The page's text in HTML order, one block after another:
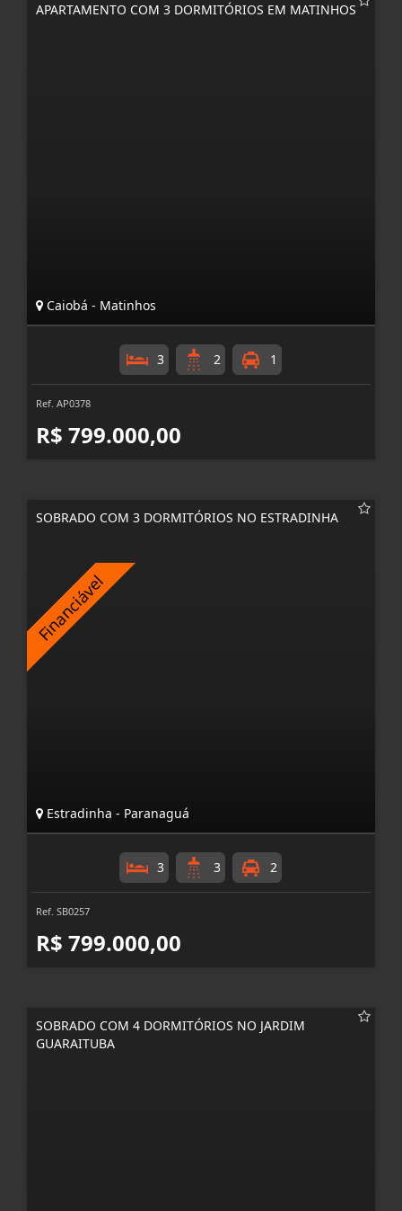
APARTAMENTO COM 3 DORMITÓRIOS EM MATINHOS
Caiobá - Matinhos
3 2 1
Ref. AP0378
R$ 799.000,00
SOBRADO COM 3 DORMITÓRIOS NO ESTRADINHA
Estradinha - Paranaguá
3 3 2
Ref. SB0257
R$ 799.000,00
SOBRADO COM 4 DORMITÓRIOS NO JARDIM
GUARAITUBA